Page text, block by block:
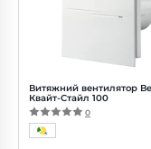
Потужність:
Витяжний вентилятор
Квайт-Стайл 100
0